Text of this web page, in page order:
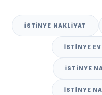
İSTINYE NAKLIYAT
İSTINYE
İSTINYE
İSTINYE